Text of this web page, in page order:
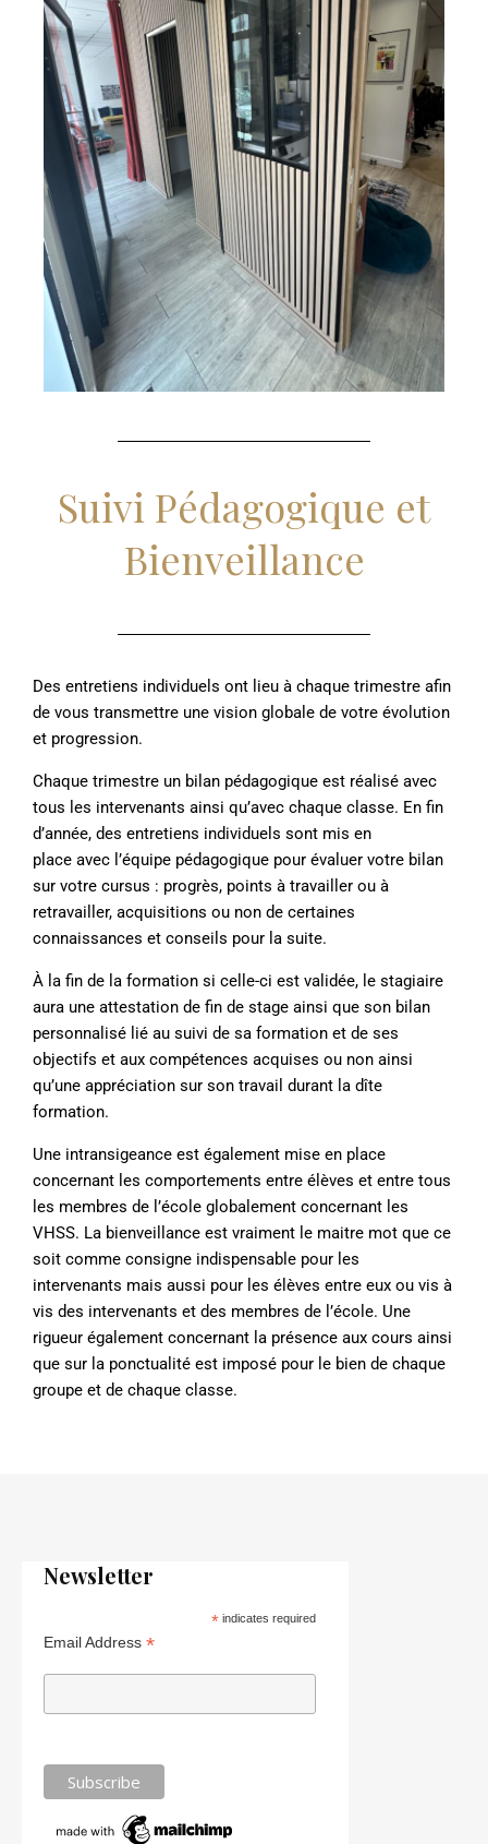
Suivi Pédagogique et
Bienveillance
Des entretiens individuels ont lieu à chaque trimestre afin
de vous transmettre une vision globale de votre évolution
et progression.
Chaque trimestre un bilan pédagogique est réalisé avec
tous les intervenants ainsi qu’avec chaque classe. En fin
d’année, des entretiens individuels sont mis en
place avec l’équipe pédagogique pour évaluer votre bilan
sur votre cursus : progrès, points à travailler ou à
retravailler, acquisitions ou non de certaines
connaissances et conseils pour la suite.
À la fin de la formation si celle-ci est validée, le stagiaire
aura une attestation de fin de stage ainsi que son bilan
personnalisé lié au suivi de sa formation et de ses
objectifs et aux compétences acquises ou non ainsi
qu’une appréciation sur son travail durant la dîte
formation.
Une intransigeance est également mise en place
concernant les comportements entre élèves et entre tous
les membres de l’école globalement concernant les
VHSS. La bienveillance est vraiment le maitre mot que ce
soit comme consigne indispensable pour les
intervenants mais aussi pour les élèves entre eux ou vis à
vis des intervenants et des membres de l’école. Une
rigueur également concernant la présence aux cours ainsi
que sur la ponctualité est imposé pour le bien de chaque
groupe et de chaque classe.
Newsletter
*indicates required
Email Address *